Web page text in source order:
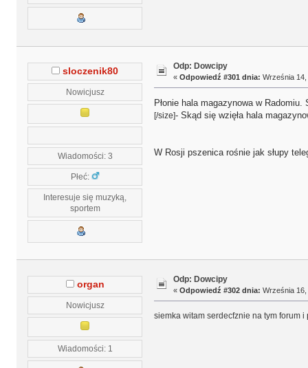
sloczenik80
Nowicjusz
Wiadomości: 3
Płeć:
Interesuje się muzyką,
sportem
Odp: Dowcipy
« Odpowiedź #301 dnia: Września
Płonie hala magazynowa w
[/size]- Skąd się wzięła hala
W Rosji pszenica rośnie jak słupy
organ
Nowicjusz
Wiadomości: 1
Odp: Dowcipy
« Odpowiedź #302 dnia: Września
siemka witam serdecfznie na tym forum